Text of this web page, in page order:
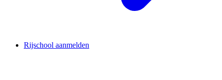
Rijschool aanmelden